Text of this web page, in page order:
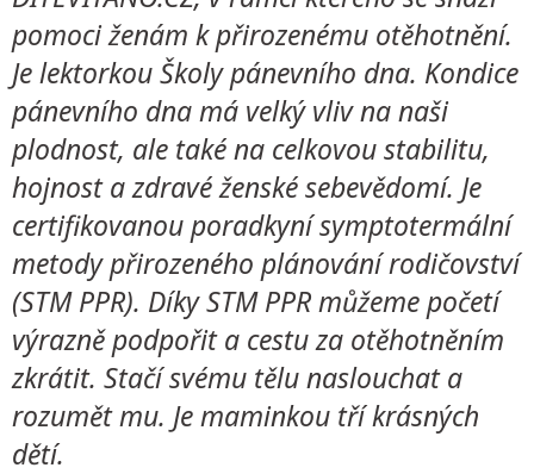
pomoci ženám k přirozenému otěhotnění.
Je lektorkou Školy pánevního dna. Kondice
pánevního dna má velký vliv na naši
plodnost, ale také na celkovou stabilitu,
hojnost a zdravé ženské sebevědomí. Je
certifikovanou poradkyní symptotermální
metody přirozeného plánování rodičovství
(STM PPR). Díky STM PPR můžeme početí
výrazně podpořit a cestu za otěhotněním
zkrátit. Stačí svému tělu naslouchat a
rozumět mu. Je maminkou tří krásných
dětí.